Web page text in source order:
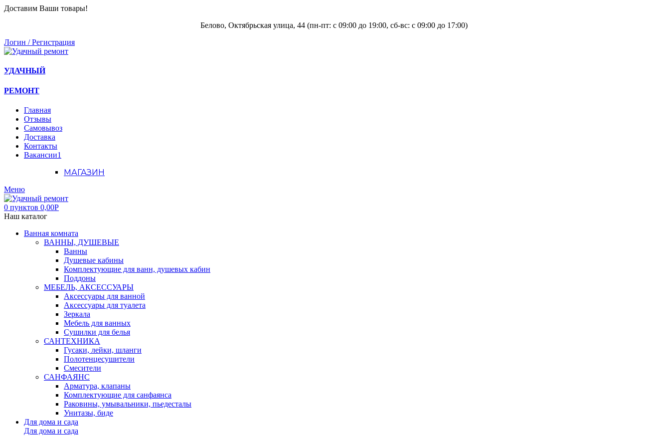
Доставим Ваши товары!
Белово, Октябрьская улица, 44 (пн-пт: с 09:00 до 19:00, сб-вс: с 09:00 до 17:00)
Логин / Регистрация
УДАЧНЫЙ
РЕМОНТ
Главная
Отзывы
Самовывоз
Доставка
Контакты
Вакансии1
МАГАЗИН
Меню
0 пунктов 0,00Р
Наш каталог
Ванная комната
ВАННЫ, ДУШЕВЫЕ
Ванны
Душевые кабины
Комплектующие для ванн, душевых кабин
Поддоны
МЕБЕЛЬ, АКСЕССУАРЫ
Аксессуары для ванной
Аксессуары для туалета
Зеркала
Мебель для ванных
Сушилки для белья
САНТЕХНИКА
Гусаки, лейки, шланги
Полотенцесушители
Смесители
САНФАЯНС
Арматура, клапаны
Комплектующие для санфаянса
Раковины, умывальники, пьедесталы
Унитазы, биде
Для дома и сада
Для дома и сада